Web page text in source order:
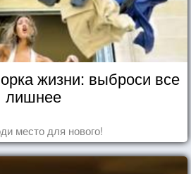
жизни: выброси все
лишнее
место для нового!